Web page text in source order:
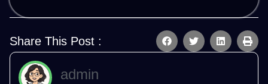
Share This Post :
admin